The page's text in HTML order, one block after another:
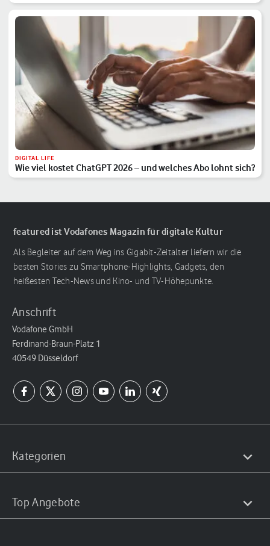
DIGITAL LIFE
Wie viel kostet ChatGPT 2026 – und welches Abo lohnt sich?
featured ist Vodafones Magazin für digitale Kultur
Als Begleiter auf dem Weg ins Gigabit-Zeitalter liefern wir die
besten Stories zu Smartphone-Highlights, Gadgets, den
heißesten Tech-News und Kino- und TV-Höhepunkte.
Anschrift
Vodafone GmbH
Ferdinand-Braun-Platz 1
40549 Düsseldorf
Kategorien
Top Angebote